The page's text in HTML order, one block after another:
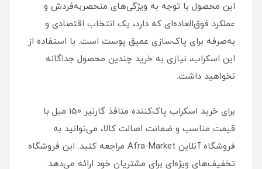
این محصول با توجه به ویژگی‌های منحصربه‌فردش و
عملکرد فوق‌العاده‌ای که دارد، یک انتخاب اقتصادی و
به‌صرفه برای پاک‌سازی عمیق پوست است. با استفاده از
این اسکراب، نیازی به خرید چندین محصول جداگانه
نخواهید داشت.
برای خرید اسکراب پاک‌کننده منافذ گارنیر ۱۵۰ میل با
قیمت مناسب و ضمانت اصالت کالا، می‌توانید به
فروشگاه آنلاین Afra-Market مراجعه کنید. این فروشگاه
تخفیف‌های ویژه‌ای برای مشتریان خود ارائه می‌دهد.